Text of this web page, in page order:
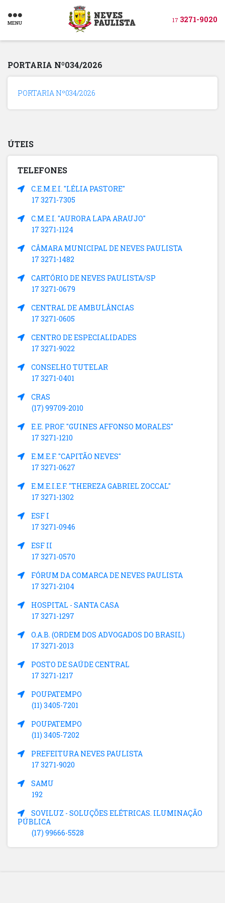
MENU 17 3271-9020
PORTARIA Nº034/2026
PORTARIA Nº034/2026
ÚTEIS
TELEFONES
C.E.M.E.I. "LÉLIA PASTORE"
17 3271-7305
C.M.E.I. "AURORA LAPA ARAUJO"
17 3271-1124
CÂMARA MUNICIPAL DE NEVES PAULISTA
17 3271-1482
CARTÓRIO DE NEVES PAULISTA/SP
17 3271-0679
CENTRAL DE AMBULÂNCIAS
17 3271-0605
CENTRO DE ESPECIALIDADES
17 3271-9022
CONSELHO TUTELAR
17 3271-0401
CRAS
(17) 99709-2010
E.E. PROF. "GUINES AFFONSO MORALES"
17 3271-1210
E.M.E.F. "CAPITÃO NEVES"
17 3271-0627
E.M.E.I.E.F. "THEREZA GABRIEL ZOCCAL"
17 3271-1302
ESF I
17 3271-0946
ESF II
17 3271-0570
FÓRUM DA COMARCA DE NEVES PAULISTA
17 3271-2104
HOSPITAL - SANTA CASA
17 3271-1297
O.A.B. (ORDEM DOS ADVOGADOS DO BRASIL)
17 3271-2013
POSTO DE SAÚDE CENTRAL
17 3271-1217
POUPATEMPO
(11) 3405-7201
POUPATEMPO
(11) 3405-7202
PREFEITURA NEVES PAULISTA
17 3271-9020
SAMU
192
SOVILUZ - SOLUÇÕES ELÉTRICAS. ILUMINAÇÃO
PÚBLICA
(17) 99666-5528